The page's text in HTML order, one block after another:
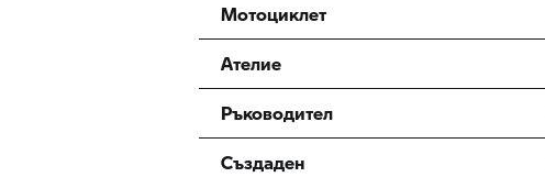
Мотоциклет
Ателие
Ръководител
Създаден